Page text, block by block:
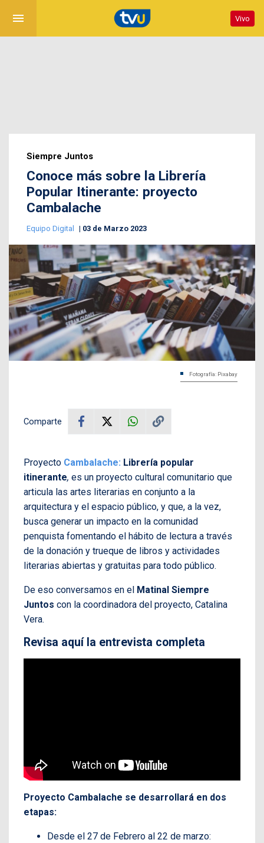
menu Vivo
Siempre Juntos
Conoce más sobre la Librería
Popular Itinerante: proyecto
Cambalache
Equipo Digital 03 de Marzo 2023
Fotografía: Pixabay
Comparte
Proyecto Cambalache: Librería popular
itinerante, es un proyecto cultural comunitario que
articula las artes literarias en conjunto a la
arquitectura y el espacio público, y que, a la vez,
busca generar un impacto en la comunidad
penquista fomentando el hábito de lectura a través
de la donación y trueque de libros y actividades
literarias abiertas y gratuitas para todo público.
De eso conversamos en el Matinal Siempre
Juntos con la coordinadora del proyecto, Catalina
Vera.
Revisa aquí la entrevista completa
Proyecto Cambalache se desarrollará en dos
etapas:
Desde el 27 de Febrero al 22 de marzo: